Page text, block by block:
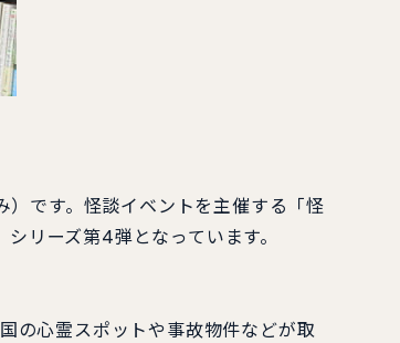
です。怪談イベントを主催する「怪
リーズ第4弾となっています。
の心霊スポットや事故物件などが取